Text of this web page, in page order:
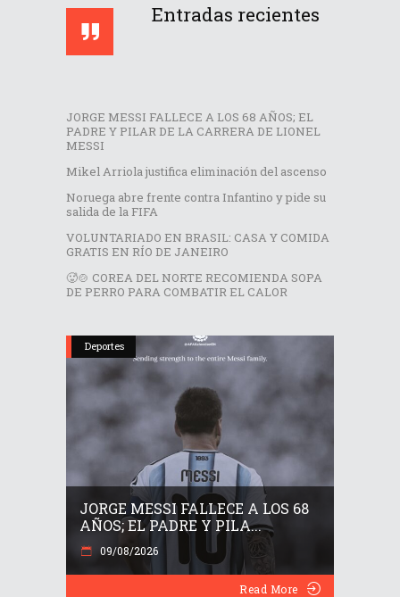
Entradas recientes
JORGE MESSI FALLECE A LOS 68 AÑOS; EL
PADRE Y PILAR DE LA CARRERA DE LIONEL
MESSI
Mikel Arriola justifica eliminación del ascenso
Noruega abre frente contra Infantino y pide su
salida de la FIFA
VOLUNTARIADO EN BRASIL: CASA Y COMIDA
GRATIS EN RÍO DE JANEIRO
🥵🍲 COREA DEL NORTE RECOMIENDA SOPA
DE PERRO PARA COMBATIR EL CALOR
Deportes
JORGE MESSI FALLECE A LOS 68
AÑOS; EL PADRE Y PILA...
09/08/2026
Read More